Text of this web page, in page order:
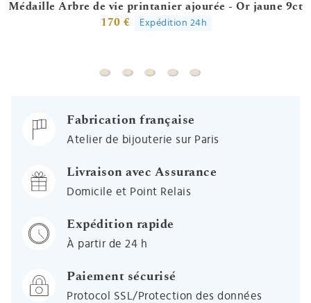
Médaille Arbre de vie printanier ajourée - Or jaune 9ct
170 €
Expédition 24h
Fabrication française
Atelier de bijouterie sur Paris
Livraison avec Assurance
Domicile et Point Relais
Expédition rapide
À partir de 24 h
Paiement sécurisé
Protocol SSL/Protection des données